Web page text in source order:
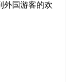
外国游客的欢